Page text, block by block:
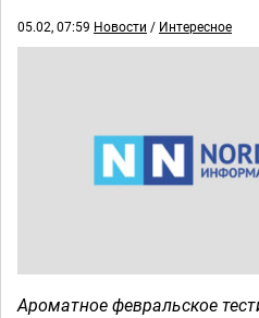
05.02, 07:59 Новости / Интересное
Ароматное февральское